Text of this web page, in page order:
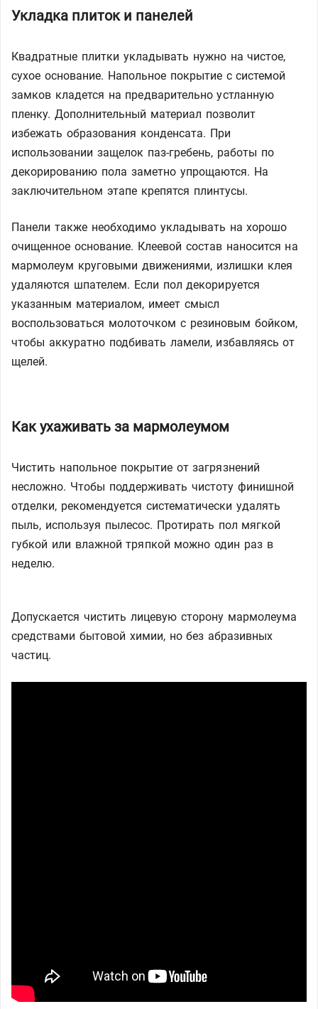
Укладка плиток и панелей
Квадратные плитки укладывать нужно на чистое,
сухое основание. Напольное покрытие с системой
замков кладется на предварительно устланную
пленку. Дополнительный материал позволит
избежать образования конденсата. При
использовании защелок паз-гребень, работы по
декорированию пола заметно упрощаются. На
заключительном этапе крепятся плинтусы.
Панели также необходимо укладывать на хорошо
очищенное основание. Клеевой состав наносится на
мармолеум круговыми движениями, излишки клея
удаляются шпателем. Если пол декорируется
указанным материалом, имеет смысл
воспользоваться молоточком с резиновым бойком,
чтобы аккуратно подбивать ламели, избавляясь от
щелей.
Как ухаживать за мармолеумом
Чистить напольное покрытие от загрязнений
несложно. Чтобы поддерживать чистоту финишной
отделки, рекомендуется систематически удалять
пыль, используя пылесос. Протирать пол мягкой
губкой или влажной тряпкой можно один раз в
неделю.
Допускается чистить лицевую сторону мармолеума
средствами бытовой химии, но без абразивных
частиц.